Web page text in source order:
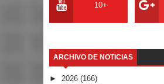
10+
ARCHIVO DE NOTICIAS
► 2026 (166)